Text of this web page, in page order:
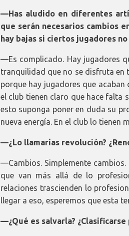
—Has aludido en diferentes
que serán necesarios cambios
hay bajas si ciertos jugadores
—Es complicado. Hay jugadores
tranquilidad que no se disfruta en
porque hay jugadores que
el club tienen claro que hace falta
esto suponga poner en duda su
nueva energía. En el club lo tienen
—¿Lo llamarías revolución?
—Cambios. Simplemente
que van más allá de lo
relaciones trascienden lo
llegar a eso, esperemos que esta
—¿Qué es salvarla? ¿Clasificarse